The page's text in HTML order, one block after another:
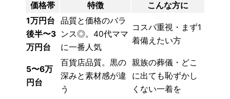
価格帯 特徴
こんな方に
1万円台
後半〜3
万円台
品質と価格のバラ
ンス◎。40代ママ
に一番人気
コスパ重視・まず1
着備えたい方
5〜6万
円台
百貨店品質。黒の
深みと素材感が違
う
親族の葬儀・どこ
に出ても恥ずかし
くない一着を